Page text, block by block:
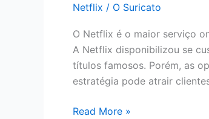
Netflix / O Suricato
O Netflix é o maior serviço
A Netflix disponibilizou se
títulos famosos. Porém, as
estratégia pode atrair
NETFLIX
Read More »